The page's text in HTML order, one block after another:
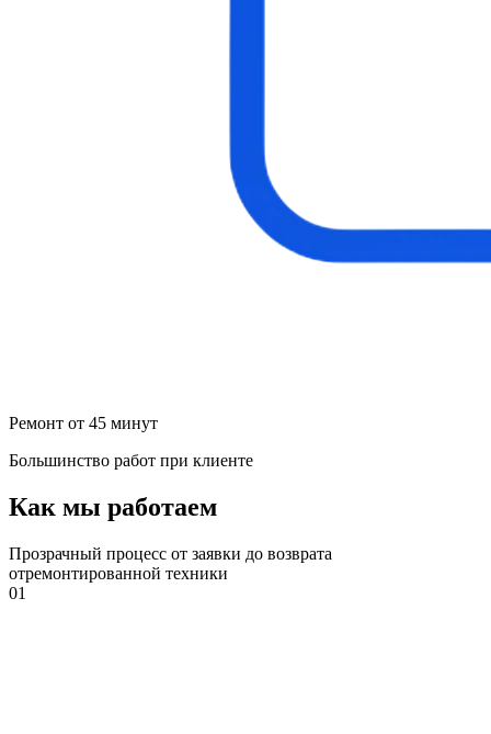
Ремонт от 45 минут
Большинство работ при клиенте
Как мы работаем
Прозрачный процесс от заявки до возврата
отремонтированной техники
01